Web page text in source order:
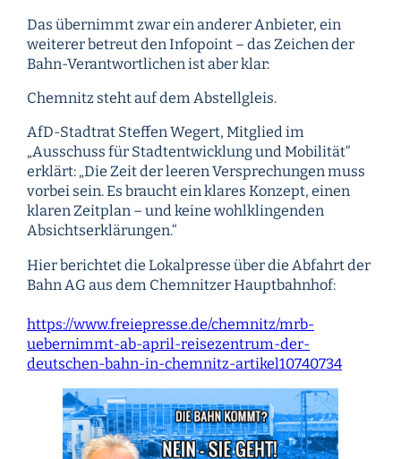
Das übernimmt zwar ein anderer Anbieter, ein
weiterer betreut den Infopoint – das Zeichen der
Bahn-Verantwortlichen ist aber klar:
Chemnitz steht auf dem Abstellgleis.
AfD-Stadtrat Steffen Wegert, Mitglied im
„Ausschuss für Stadtentwicklung und Mobilität“
erklärt: „Die Zeit der leeren Versprechungen muss
vorbei sein. Es braucht ein klares Konzept, einen
klaren Zeitplan – und keine wohlklingenden
Absichtserklärungen.“
Hier berichtet die Lokalpresse über die Abfahrt der
Bahn AG aus dem Chemnitzer Hauptbahnhof:
https://www.freiepresse.de/chemnitz/mrb-
uebernimmt-ab-april-reisezentrum-der-
deutschen-bahn-in-chemnitz-artikel10740734